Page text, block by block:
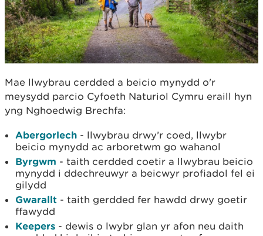
Mae llwybrau cerdded a beicio mynydd o'r
meysydd parcio Cyfoeth Naturiol Cymru eraill hyn
yng Nghoedwig Brechfa:
Abergorlech - llwybrau drwy’r coed, llwybr
beicio mynydd ac arboretwm go wahanol
Byrgwm - taith cerdded coetir a llwybrau beicio
mynydd i ddechreuwyr a beicwyr profiadol fel ei
gilydd
Gwarallt - taith gerdded fer hawdd drwy goetir
ffawydd
Keepers - dewis o lwybr glan yr afon neu daith